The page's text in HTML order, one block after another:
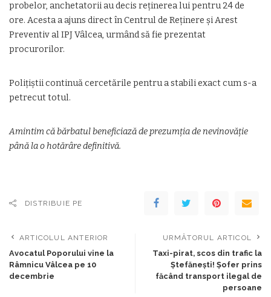
probelor, anchetatorii au decis reținerea lui pentru 24 de
ore. Acesta a ajuns direct în Centrul de Reținere și Arest
Preventiv al IPJ Vâlcea, urmând să fie prezentat
procurorilor.
Polițiștii continuă cercetările pentru a stabili exact cum s-a
petrecut totul.
Amintim că bărbatul beneficiază de prezumția de nevinovăție
până la o hotărâre definitivă.
DISTRIBUIE PE
ARTICOLUL ANTERIOR
Avocatul Poporului vine la
Râmnicu Vâlcea pe 10
decembrie
URMĂTORUL ARTICOL
Taxi-pirat, scos din trafic la
Ștefănești! Șofer prins
făcând transport ilegal de
persoane